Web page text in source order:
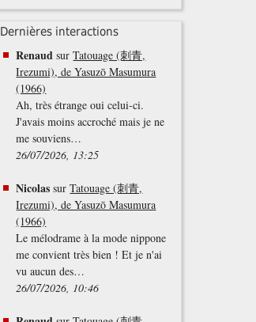
Dernières interactions
Renaud surTatouage (刺青,
Irezumi), de Yasuzō Masumura
(1966)
Ah, très étrange oui celui-ci.
J'avais moins accroché mais je ne
me souviens…
26/07/2026, 13:25
Nicolas surTatouage (刺青,
Irezumi), de Yasuzō Masumura
(1966)
Le mélodrame à la mode nippone
me convient très bien ! Et je n'ai
vu aucun des…
26/07/2026, 10:46